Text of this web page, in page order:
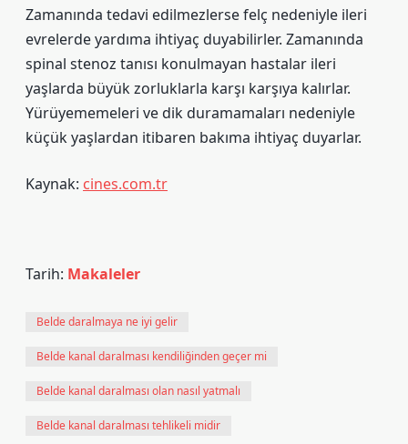
Zamanında tedavi edilmezlerse felç nedeniyle ileri
evrelerde yardıma ihtiyaç duyabilirler. Zamanında
spinal stenoz tanısı konulmayan hastalar ileri
yaşlarda büyük zorluklarla karşı karşıya kalırlar.
Yürüyememeleri ve dik duramamaları nedeniyle
küçük yaşlardan itibaren bakıma ihtiyaç duyarlar.
Kaynak: cines.com.tr
Tarih: Makaleler
Belde daralmaya ne iyi gelir
Belde kanal daralması kendiliğinden geçer mi
Belde kanal daralması olan nasıl yatmalı
Belde kanal daralması tehlikeli midir